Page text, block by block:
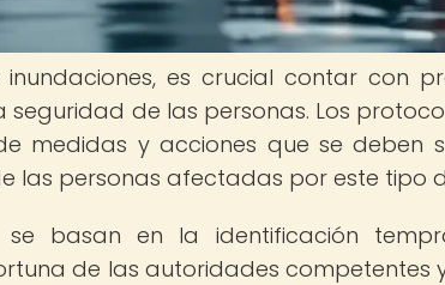
inundaciones, es crucial contar con
de las personas. Los
medidas y acciones que se deben
las personas afectadas por este tipo
se basan en la identificación
de las autoridades competentes